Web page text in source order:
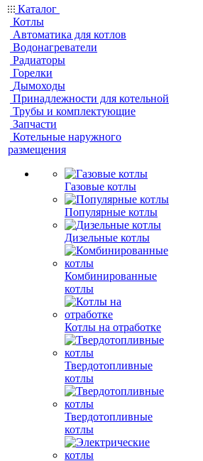
Каталог
Котлы
Автоматика для котлов
Водонагреватели
Радиаторы
Горелки
Дымоходы
Принадлежности для котельной
Трубы и комплектующие
Запчасти
Котельные наружного
размещения
Газовые котлы
Популярные котлы
Дизельные котлы
Комбинированные
котлы
Котлы на отработке
Твердотопливные
котлы
Твердотопливные
котлы